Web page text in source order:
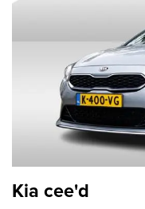
Kia cee'd